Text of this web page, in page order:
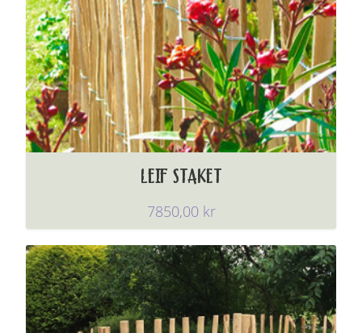
LEIF STAKET
7850,00 kr